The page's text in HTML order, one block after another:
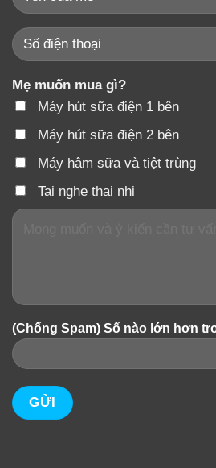
Mẹ muốn mua gì?
Máy hút sữa điện 1 bên
Máy hút sữa điện 2 bên
Máy hâm sữa và tiệt trùng
Tai nghe thai nhi
(Chống Spam) Số nào lớn hơn